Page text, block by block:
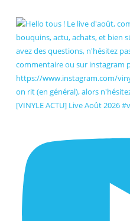
[VINYLE ACTU] Live Août 2026